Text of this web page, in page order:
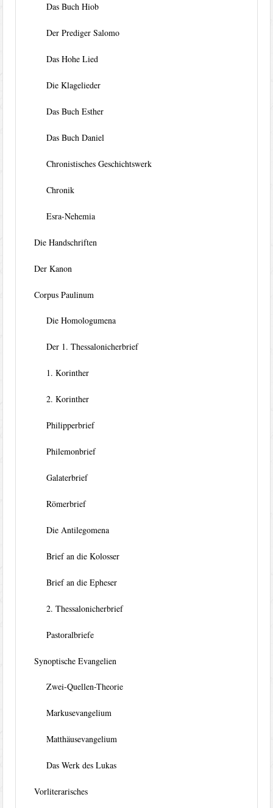
Das Buch Hiob
Der Prediger Salomo
Das Hohe Lied
Die Klagelieder
Das Buch Esther
Das Buch Daniel
Chronistisches Geschichtswerk
Chronik
Esra-Nehemia
Die Handschriften
Der Kanon
Corpus Paulinum
Die Homologumena
Der 1. Thessalonicherbrief
1. Korinther
2. Korinther
Philipperbrief
Philemonbrief
Galaterbrief
Römerbrief
Die Antilegomena
Brief an die Kolosser
Brief an die Epheser
2. Thessalonicherbrief
Pastoralbriefe
Synoptische Evangelien
Zwei-Quellen-Theorie
Markusevangelium
Matthäusevangelium
Das Werk des Lukas
Vorliterarisches